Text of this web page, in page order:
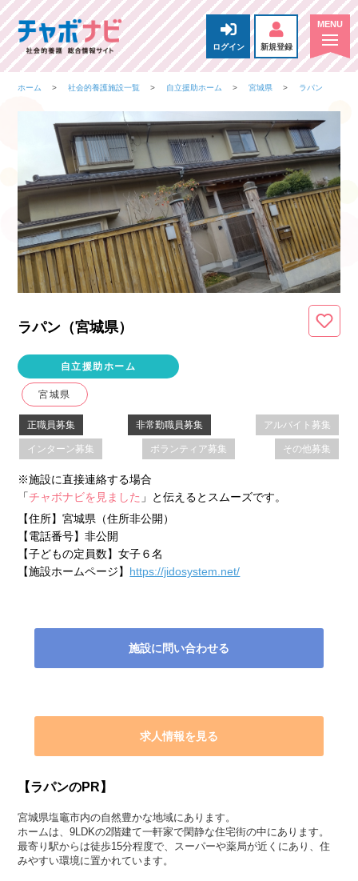
ログイン 新規登録
ホーム 社会的養護施設一覧 自立援助ホーム 宮城県 ラパン
ラパン（宮城県）
自立援助ホーム
宮城県
正職員募集 非常勤職員募集 アルバイト募集
インターン募集 ボランティア募集 その他募集
※施設に直接連絡する場合
「チャボナビを見ました 」と伝えるとスムーズです。
【住所】宮城県（住所非公開）
【電話番号】非公開
【子どもの定員数】女子６名
【施設ホームページ】 https://jidosystem.net/
施設に問い合わせる
求人情報を見る
【ラパンのPR】
宮城県塩竈市内の自然豊かな地域にあります。
ホームは、9LDKの2階建て一軒家で閑静な住宅街の中にあります。
最寄り駅からは徒歩15分程度で、スーパーや薬局が近くにあり、住
みやすい環境に置かれています。